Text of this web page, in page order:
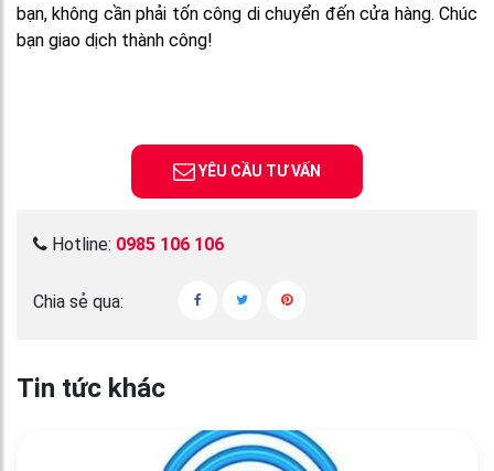
bạn, không cần phải tốn công di chuyển đến cửa hàng. Chúc
bạn giao dịch thành công!
YÊU CẦU TƯ VẤN
Hotline: 0985 106 106
Chia sẻ qua:
Tin tức khác